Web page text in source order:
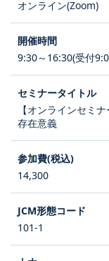
オンライン(Zoom)
9:30～16:30(受付
【オンラインセミ
存在意義
14,300
101-1